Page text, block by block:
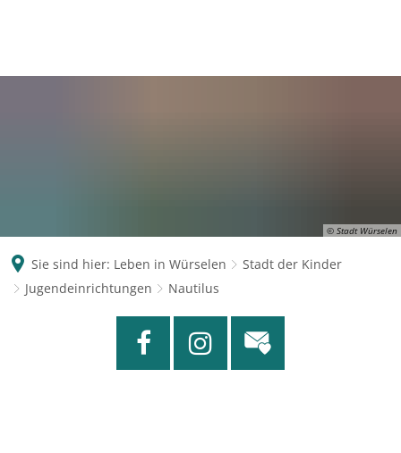
© Stadt Würselen
Sie sind hier: Leben in Würselen
Stadt der Kinder
Jugendeinrichtungen
Nautilus